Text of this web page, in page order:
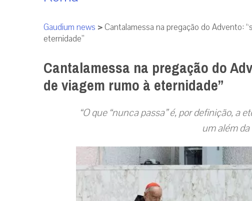
Gaudium news >Cantalamessa na pregação do Advento:
eternidade”
Cantalamessa na pregação do
de viagem rumo à eternidade”
“O que “nunca passa” é, por definição, a
um além da